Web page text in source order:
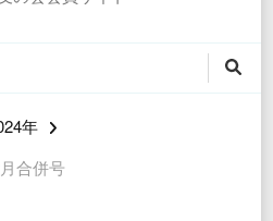
年
合併号